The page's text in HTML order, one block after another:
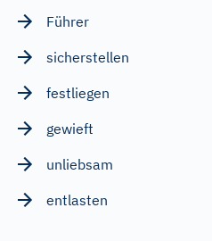
Führer
sicherstellen
festliegen
gewieft
unliebsam
entlasten